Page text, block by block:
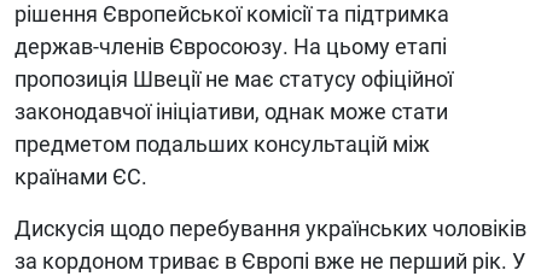
рішення Європейської комісії та підтримка
держав-членів Євросоюзу. На цьому етапі
пропозиція Швеції не має статусу офіційної
законодавчої ініціативи, однак може стати
предметом подальших консультацій між
країнами ЄС.
Дискусія щодо перебування українських чоловіків
за кордоном триває в Європі вже не перший рік. У